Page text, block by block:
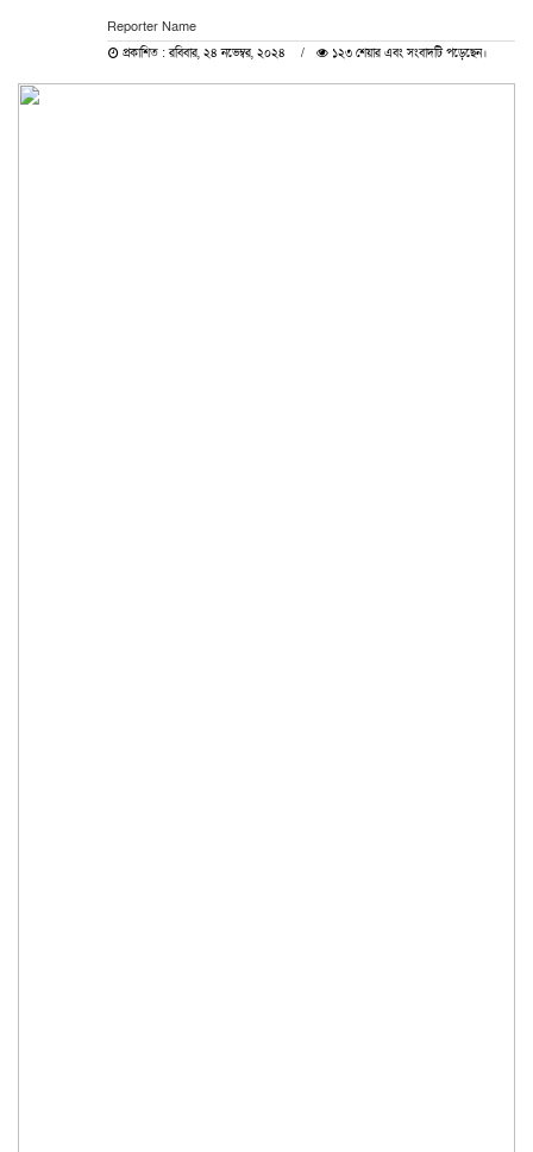
Reporter Name
প্রকাশিত : রবিবার, ২৪ নভেম্বর, ২০২৪ ১২৩ শেয়ার এবং সংবাদটি পড়েছেন।